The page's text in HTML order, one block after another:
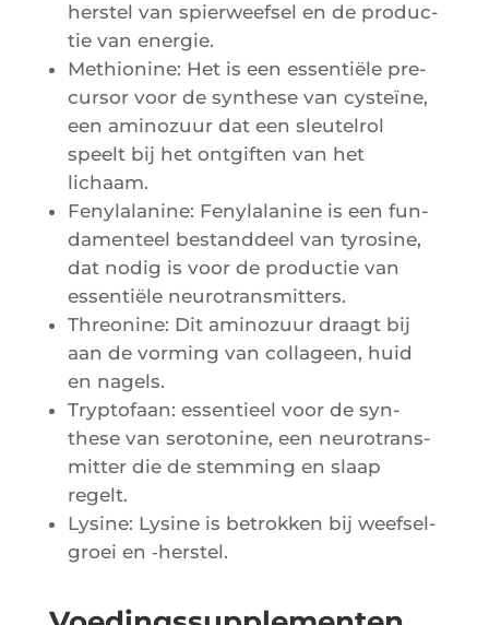
hers­tel van spier­weef­sel en de pro­duc­
tie van energie.
Methio­nine: Het is een essen­tiële pre­
cur­sor voor de syn­these van cys­teïne,
een ami­no­zuur dat een sleu­tel­rol
speelt bij het ont­gif­ten van het
lichaam.
Feny­la­la­nine: Feny­la­la­nine is een fun­
da­men­teel bes­tand­deel van tyro­sine,
dat nodig is voor de pro­duc­tie van
essen­tiële neurotransmitters.
Threo­nine: Dit ami­no­zuur draagt bij
aan de vor­ming van col­la­geen, huid
en nagels.
Tryp­to­faan: essen­tieel voor de syn­
these van sero­to­nine, een neu­ro­trans­
mit­ter die de stem­ming en slaap
regelt.
Lysine: Lysine is betrok­ken bij weef­sel­
groei en ‑hers­tel.